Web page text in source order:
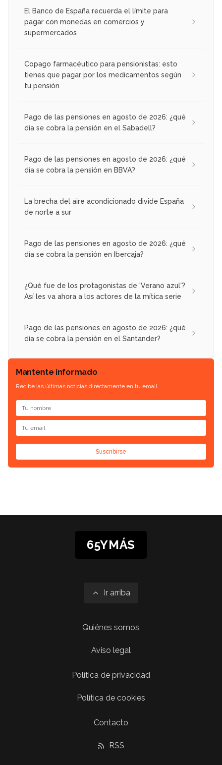
El Banco de España recuerda el límite para
pagar con monedas en comercios y
supermercados
Copago farmacéutico para pensionistas: esto
tienes que pagar por los medicamentos según
tu pensión
Pago de las pensiones en agosto de 2026: ¿qué
día se cobra la pensión en el Sabadell?
Pago de las pensiones en agosto de 2026: ¿qué
día se cobra la pensión en BBVA?
La brecha del aire acondicionado divide España
de norte a sur
Pago de las pensiones en agosto de 2026: ¿qué
día se cobra la pensión en Ibercaja?
¿Qué fue de los protagonistas de 'Verano azul'?
Así les va ahora a los actores de la mítica serie
Pago de las pensiones en agosto de 2026: ¿qué
día se cobra la pensión en el Santander?
Mantente informado
Recibe las últimas noticias directamente en tu email.
Suscribirse
65YMÁS
Ir arriba
Quiénes somos
Aviso legal
Política de privacidad
Política de cookies
Contacto
RSS